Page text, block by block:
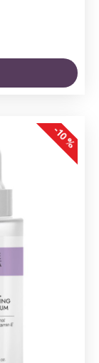
-10 %